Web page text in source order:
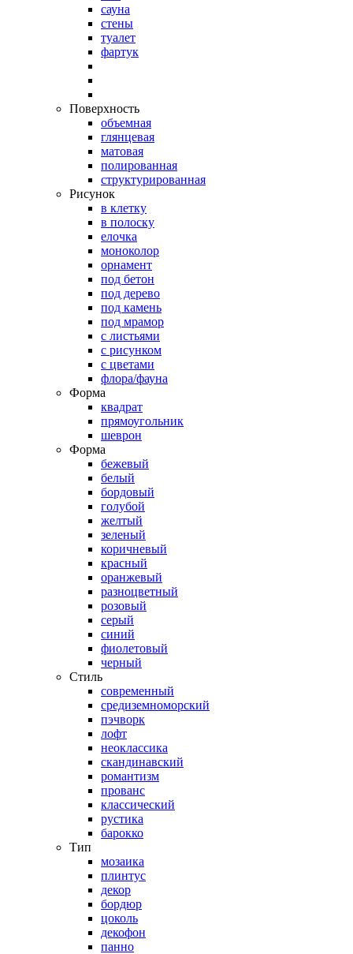
сауна
стены
туалет
фартук
Поверхность
объемная
глянцевая
матовая
полированная
структурированная
Рисунок
в клетку
в полоску
елочка
моноколор
орнамент
под бетон
под дерево
под камень
под мрамор
с листьями
с рисунком
с цветами
флора/фауна
Форма
квадрат
прямоугольник
шеврон
Форма
бежевый
белый
бордовый
голубой
желтый
зеленый
коричневый
красный
оранжевый
разноцветный
розовый
серый
синий
фиолетовый
черный
Стиль
современный
средиземноморский
пэчворк
лофт
неоклассика
скандинавский
романтизм
прованс
классический
рустика
барокко
Тип
мозаика
плинтус
декор
бордюр
цоколь
декофон
панно